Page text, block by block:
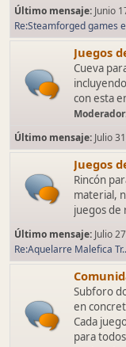
Último mensaje: Junio
Re:Steamforged games
Juegos
Cueva
con esta
Último mensaje: Julio
Juegos
Rincón
material,
juegos de
Último mensaje: Julio
Re:Aquelarre Malefica
Subforo
en
Cada
para